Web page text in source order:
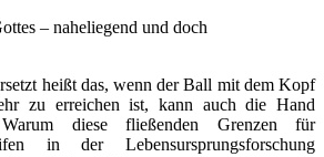
– naheliegend und doch
heißt das, wenn der Ball mit dem Kopf
zu erreichen ist, kann auch die Hand
diese fließenden Grenzen für
in der Lebensursprungsforschung